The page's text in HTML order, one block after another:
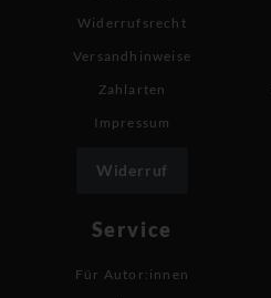
Widerrufsrecht
Versandhinweise
Zahlarten
Impressum
Widerruf
Service
Für Autor:innen